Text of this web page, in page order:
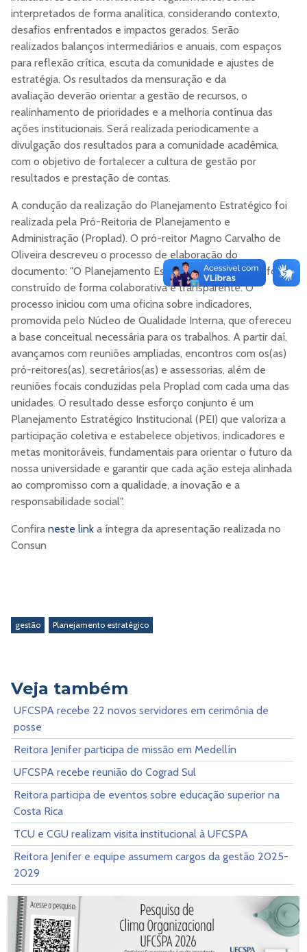
interpretados de forma analítica, considerando contexto,
desafios enfrentados e impactos gerados. Serão
realizados balanços intermediários e anuais, com espaços
para reflexão crítica, escuta da comunidade e ajustes de
estratégia. Os resultados da mensuração e da
avaliação deverão orientar a gestão de recursos, o
realinhamento de prioridades e a melhoria contínua das
ações institucionais. Será realizada periodicamente a
divulgação dos resultados para a comunidade acadêmica,
com o objetivo de fortalecer a cultura de gestão por
resultados e prestação de contas.
A condução da realização do Planejamento Estratégico foi
realizada pela Pró-Reitoria de Planejamento e
Administração (Proplad). O pró-reitor Magno Carvalho de
Oliveira descreveu o processo de elaboração do
documento: "O Planejamento Estratégico da UFCSPA foi
construído de forma colaborativa e transparente. O
processo iniciou com uma oficina sobre indicadores,
promovida pelo Núcleo de Qualidade Interna, que ofereceu
a base conceitual necessária para os trabalhos. A partir daí,
avançamos com reuniões ampliadas, encontros com os(as)
pró-reitores(as), secretários(as) e assessorias, além de
reuniões focais conduzidas pela Proplad com cada uma das
unidades. O resultado desse esforço conjunto é um
Planejamento Estratégico Institucional (PEI) que valoriza a
participação coletiva e estabelece objetivos, indicadores e
metas monitoráveis, fundamentais para orientar o futuro da
nossa universidade e garantir que cada ação esteja alinhada
ao compromisso com a qualidade, a inovação e a
responsabilidade social".
Confira neste link a íntegra da apresentação realizada no
Consun
gestão Planejamento estratégico
Veja também
UFCSPA recebe 22 novos servidores em cerimônia de
posse
Reitora Jenifer participa de missão em Medellín
UFCSPA recebe reunião do Cograd Sul
Reitora participa de eventos sobre educação superior na
Costa Rica
TCU e CGU realizam visita institucional à UFCSPA
Reitora Jenifer e equipe assumem cargos da gestão 2025-
2029